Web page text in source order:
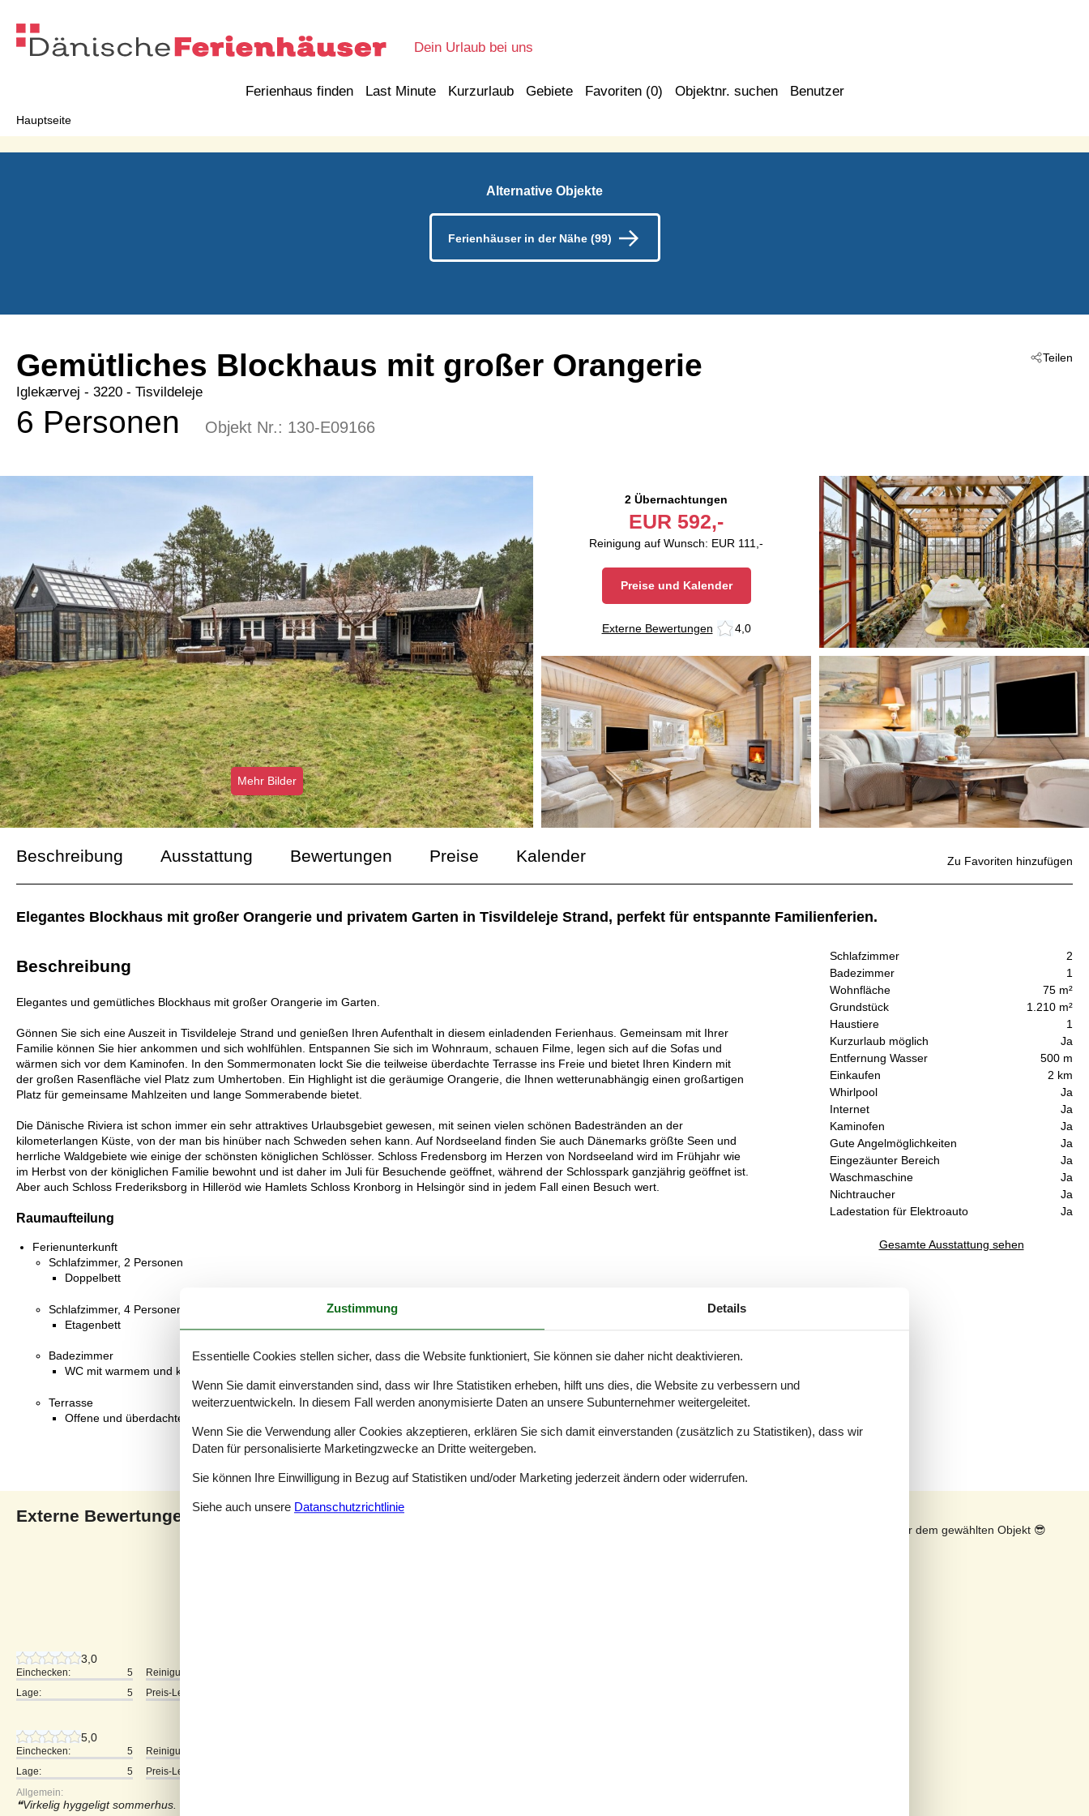
Dein Urlaub bei uns
Ferienhaus finden Last Minute Kurzurlaub Gebiete Favoriten (0) Objektnr. suchen Benutzer
Hauptseite
Alternative Objekte
Ferienhäuser in der Nähe (99)
Teilen
Gemütliches Blockhaus mit großer Orangerie
Iglekærvej - 3220 - Tisvildeleje
6 Personen Objekt Nr.: 130-E09166
Mehr Bilder
2 Übernachtungen
EUR 592,-
Reinigung auf Wunsch: EUR 111,-
Preise und Kalender
Externe Bewertungen 4,0
Beschreibung Ausstattung Bewertungen Preise Kalender
Elegantes Blockhaus mit großer Orangerie und privatem Garten in Tisvildeleje Strand, perfekt für entspannte Familienferien.
Schlafzimmer
2
Badezimmer
1
Wohnfläche
75 m²
Grundstück
1.210 m²
Haustiere
1
Kurzurlaub möglich
Ja
Entfernung Wasser
500 m
Einkaufen
2 km
Whirlpool
Ja
Internet
Ja
Kaminofen
Ja
Gute Angelmöglichkeiten
Ja
Eingezäunter Bereich
Ja
Waschmaschine
Ja
Nichtraucher
Ja
Ladestation für Elektroauto
Ja
Gesamte Ausstattung sehen
Zu Favoriten hinzufügen
Beschreibung
Elegantes und gemütliches Blockhaus mit großer Orangerie im Garten.
Gönnen Sie sich eine Auszeit in Tisvildeleje Strand und genießen Ihren Aufenthalt in diesem einladenden Ferienhaus. Gemeinsam mit Ihrer
Familie können Sie hier ankommen und sich wohlfühlen. Entspannen Sie sich im Wohnraum, schauen Filme, legen sich auf die Sofas und
wärmen sich vor dem Kaminofen. In den Sommermonaten lockt Sie die teilweise überdachte Terrasse ins Freie und bietet Ihren Kindern mit
der großen Rasenfläche viel Platz zum Umhertoben. Ein Highlight ist die geräumige Orangerie, die Ihnen wetterunabhängig einen großartigen
Platz für gemeinsame Mahlzeiten und lange Sommerabende bietet.
Die Dänische Riviera ist schon immer ein sehr attraktives Urlaubsgebiet gewesen, mit seinen vielen schönen Badestränden an der
kilometerlangen Küste, von der man bis hinüber nach Schweden sehen kann. Auf Nordseeland finden Sie auch Dänemarks größte Seen und
herrliche Waldgebiete wie einige der schönsten königlichen Schlösser. Schloss Fredensborg im Herzen von Nordseeland wird im Frühjahr wie
im Herbst von der königlichen Familie bewohnt und ist daher im Juli für Besuchende geöffnet, während der Schlosspark ganzjährig geöffnet ist.
Aber auch Schloss Frederiksborg in Hilleröd wie Hamlets Schloss Kronborg in Helsingör sind in jedem Fall einen Besuch wert.
Raumaufteilung
Ferienunterkunft
Schlafzimmer, 2 Personen
Doppelbett
Schlafzimmer, 4 Personen
Etagenbett
Badezimmer
WC mit warmem und kaltem Wasser, Dusche
Terrasse
Offene und überdachte Terrasse
Externe Bewertungen Unsere GästebewertungenExterne Bewertungen
3,0
Einchecken: 5 Reinigung:
Lage:
5 Preis-Leistung:
5,0
Einchecken: 5 Reinigung:
Lage:
5 Preis-Leistung:
Allgemein:
Virkelig hyggeligt sommerhus. Sådan rigtig klassisk sommerhusstemning.
Sonnenstand über dem gewählten Objekt 😎
Zustimmung Details
Essentielle Cookies stellen sicher, dass die Website funktioniert, Sie können sie daher nicht deaktivieren.
Wenn Sie damit einverstanden sind, dass wir Ihre Statistiken erheben, hilft uns dies, die Website zu verbessern und
weiterzuentwickeln. In diesem Fall werden anonymisierte Daten an unsere Subunternehmer weitergeleitet.
Wenn Sie die Verwendung aller Cookies akzeptieren, erklären Sie sich damit einverstanden (zusätzlich zu Statistiken), dass wir
Daten für personalisierte Marketingzwecke an Dritte weitergeben.
Sie können Ihre Einwilligung in Bezug auf Statistiken und/oder Marketing jederzeit ändern oder widerrufen.
Siehe auch unsere Datanschutzrichtlinie